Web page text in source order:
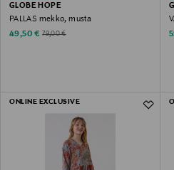
GLOBE HOPE
PALLAS mekko, musta
Discounted Price
49,50 € Original Price
79,00 €
ONLINE EXCLUSIVE